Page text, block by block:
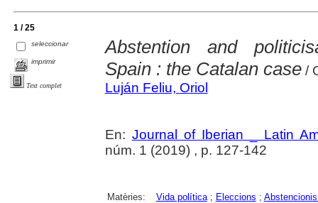
1 / 25
seleccionar
imprimir
Text complet
Abstention and
Spain : the Catalan case/
Luján Feliu, Oriol
En: Journal of Iberian _ Latin
núm. 1 (2019) , p. 127-142
Matèries: Vida política; Eleccions ;